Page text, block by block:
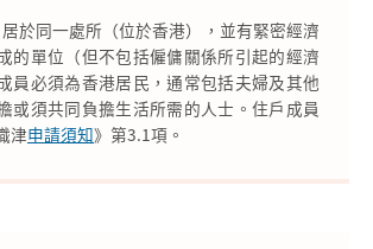
於同一處所（位於香港），並有緊密經濟
的單位（但不包括僱傭關係所引起的經濟
員必須為香港居民，通常包括夫婦及其他
或須共同負擔生活所需的人士。住戶成員
津申請須知》第3.1項。